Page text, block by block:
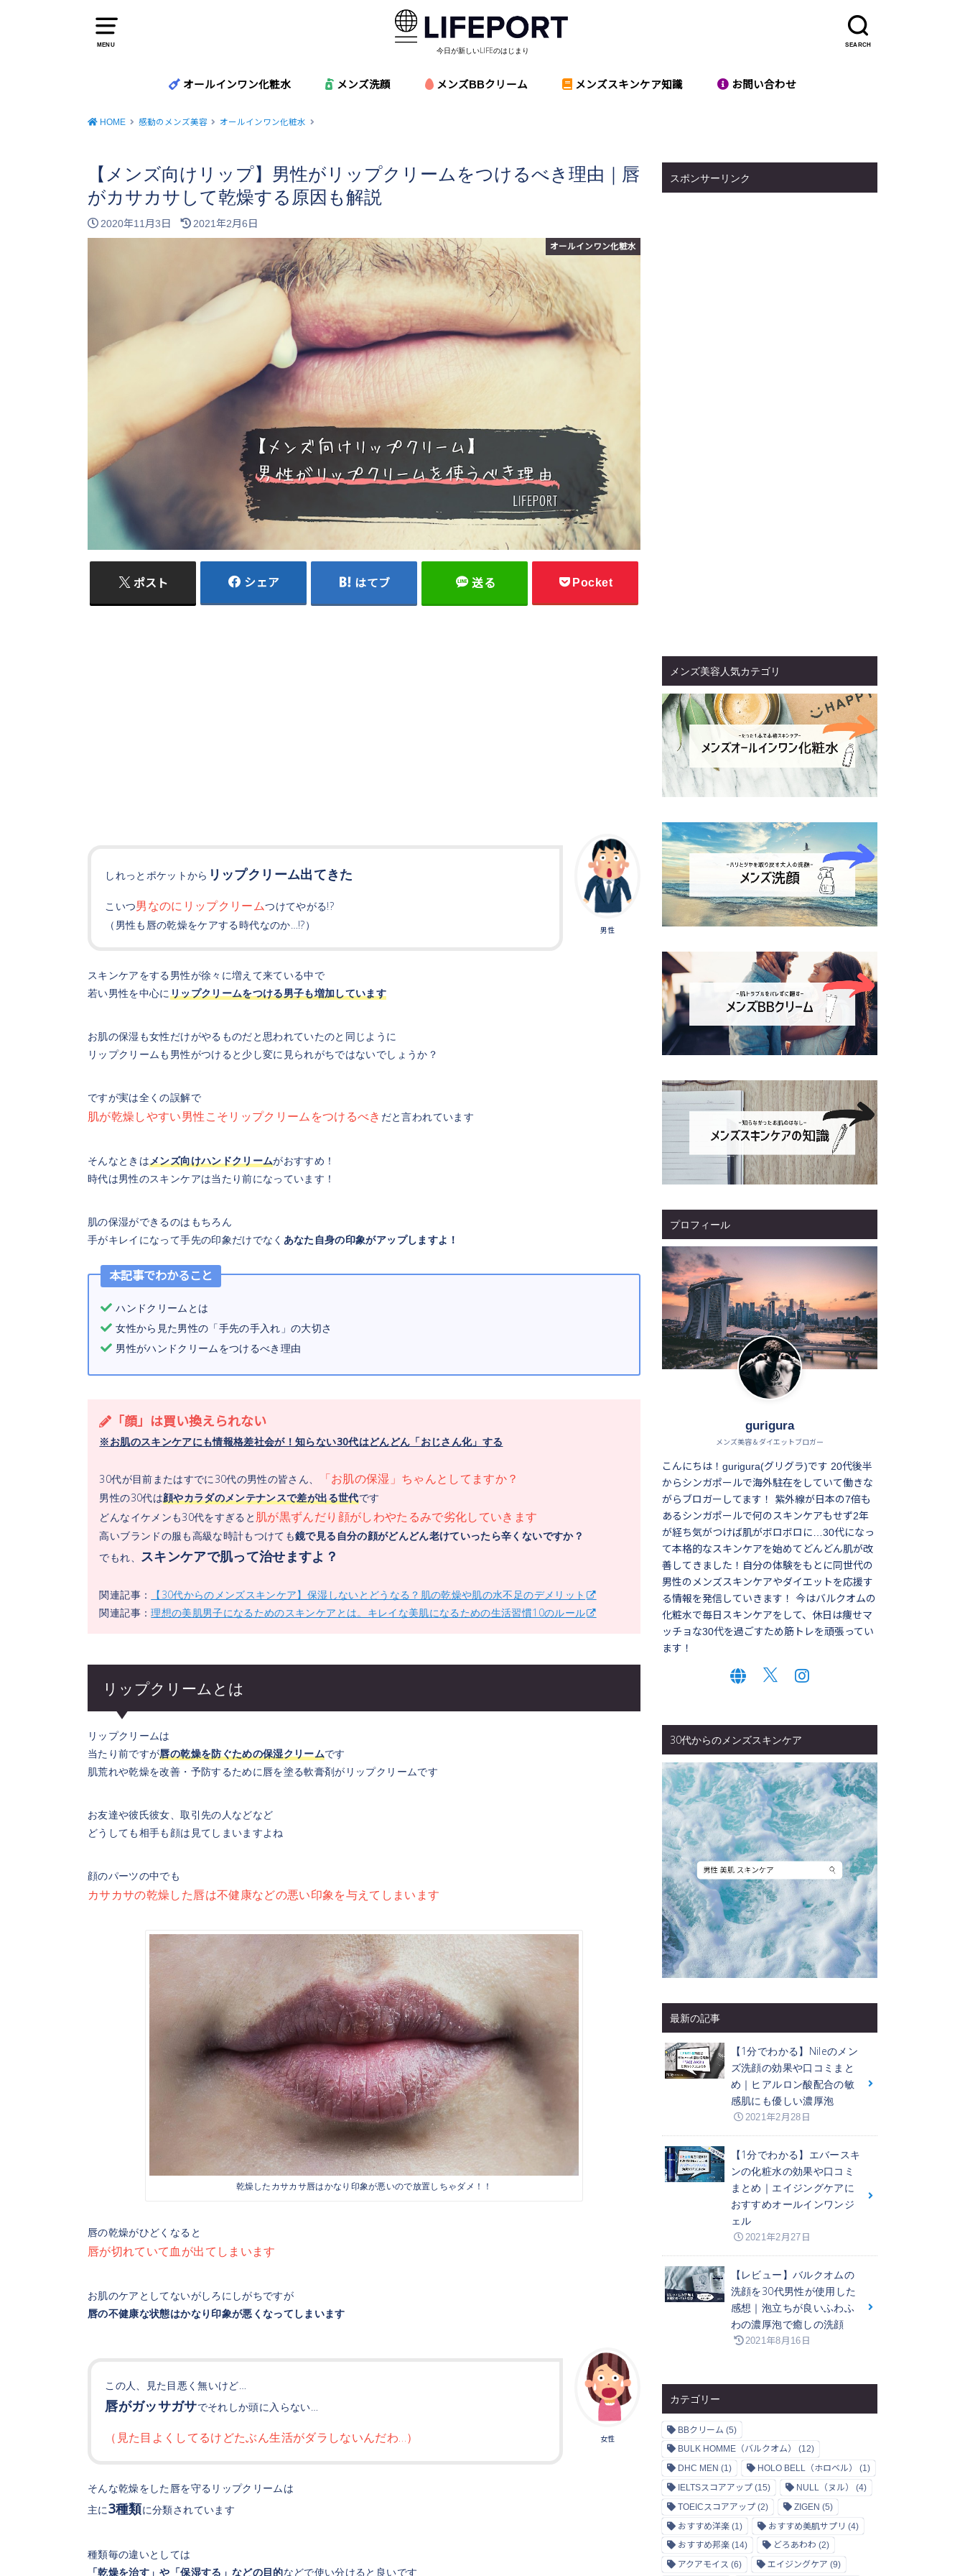
MENU SEARCH
今日が新しいLIFEのはじまり
オールインワン化粧水 メンズ洗顔 メンズBBクリーム メンズスキンケア知識 お問い合わせ
HOME 感動のメンズ美容 オールインワン化粧水
【メンズ向けリップ】男性がリップクリームをつけるべき理由｜唇
がカサカサして乾燥する原因も解説
2020年11月3日 2021年2月6日
オールインワン化粧水
ポスト シェア はてブ 送る Pocket
男性
しれっとポケットから リップクリーム出てきた
こいつ男なのにリップクリームつけてやがる!?
（男性も唇の乾燥をケアする時代なのか…!?）
スキンケアをする男性が徐々に増えて来ている中で
若い男性を中心に リップクリームをつける男子も増加しています
お肌の保湿も女性だけがやるものだと思われていたのと同じように
リップクリームも男性がつけると少し変に見られがちではないでしょうか？
ですが実は全くの誤解で
肌が乾燥しやすい男性こそリップクリームをつけるべき だと言われています
そんなときは メンズ向けハンドクリームがおすすめ！
時代は男性のスキンケアは当たり前になっています！
肌の保湿ができるのはもちろん
手がキレイになって手先の印象だけでなく あなた自身の印象がアップしますよ！
本記事でわかること
ハンドクリームとは
女性から見た男性の「手先の手入れ」の大切さ
男性がハンドクリームをつけるべき理由
「顔」は買い換えられない
※お肌のスキンケアにも情報格差社会が！知らない30代はどんどん「おじさん化」する
30代が目前またはすでに30代の男性の皆さん、 「お肌の保湿」ちゃんとしてますか？
男性の30代は顔やカラダのメンテナンスで差が出る世代です
どんなイケメンも30代をすぎると 肌が黒ずんだり顔がしわやたるみで劣化していきます
高いブランドの服も高級な時計もつけても鏡で見る自分の顔がどんどん老けていったら辛くないですか？
でもれ、 スキンケアで肌って治せますよ？
関連記事：
【30代からのメンズスキンケア】保湿しないとどうなる？肌の乾燥や肌の水不足のデメリット
関連記事：理想の美肌男子になるためのスキンケアとは。キレイな美肌になるための生活習慣10のルール
リップクリームとは
リップクリームは
当たり前ですが唇の乾燥を防ぐための保湿クリームです
肌荒れや乾燥を改善・予防するために唇を塗る軟膏剤がリップクリームです
お友達や彼氏彼女、取引先の人などなど
どうしても相手も顔は見てしまいますよね
顔のパーツの中でも
カサカサの乾燥した唇は不健康などの悪い印象を与えてしまいます
乾燥したカサカサ唇はかなり印象が悪いので放置しちゃダメ！！
唇の乾燥がひどくなると
唇が切れていて血が出てしまいます
お肌のケアとしてないがしろにしがちですが
唇の不健康な状態はかなり印象が悪くなってしまいます
女性
この人、見た目悪く無いけど…
唇がガッサガサでそれしか頭に入らない…
（見た目よくしてるけどたぶん生活がダラしないんだわ…）
そんな乾燥をした唇を守るリップクリームは
主に3種類に分類されています
種類毎の違いとしては
「乾燥を治す」や「保湿する」などの目的などで使い分けると良いです
スポンサーリンク
メンズ美容人気カテゴリ
プロフィール
gurigura
メンズ美容＆ダイエットブロガー
こんにちは！gurigura(グリグラ)です 20代後半
からシンガポールで海外駐在をしていて働きな
がらブロガーしてます！ 紫外線が日本の7倍も
あるシンガポールで何のスキンケアもせず2年
が経ち気がつけば肌がボロボロに…30代になっ
て本格的なスキンケアを始めてどんどん肌が改
善してきました！自分の体験をもとに同世代の
男性のメンズスキンケアやダイエットを応援す
る情報を発信していきます！ 今はバルクオムの
化粧水で毎日スキンケアをして、休日は痩せマ
ッチョな30代を過ごすため筋トレを頑張ってい
ます！
30代からのメンズスキンケア
最新の記事
【1分でわかる】Nileのメン
ズ洗顔の効果や口コミまと
め｜ヒアルロン酸配合の敏
感肌にも優しい濃厚泡
2021年2月28日
【1分でわかる】エバースキ
ンの化粧水の効果や口コミ
まとめ｜エイジングケアに
おすすめオールインワンジ
ェル
2021年2月27日
【レビュー】バルクオムの
洗顔を30代男性が使用した
感想｜泡立ちが良いふわふ
わの濃厚泡で癒しの洗顔
2021年8月16日
カテゴリー
BBクリーム (5)
BULK HOMME（バルクオム）
(12)
DHC MEN (1) HOLO BELL（ホロベル）
(1)
IELTSスコアアップ (15) NULL（ヌル）
(4)
TOEICスコアアップ (2) ZIGEN (5)
おすすめ洋楽 (1) おすすめ美肌サプリ (4)
おすすめ邦楽 (14) どろあわわ (2)
アクアモイス (6) エイジングケア (9)